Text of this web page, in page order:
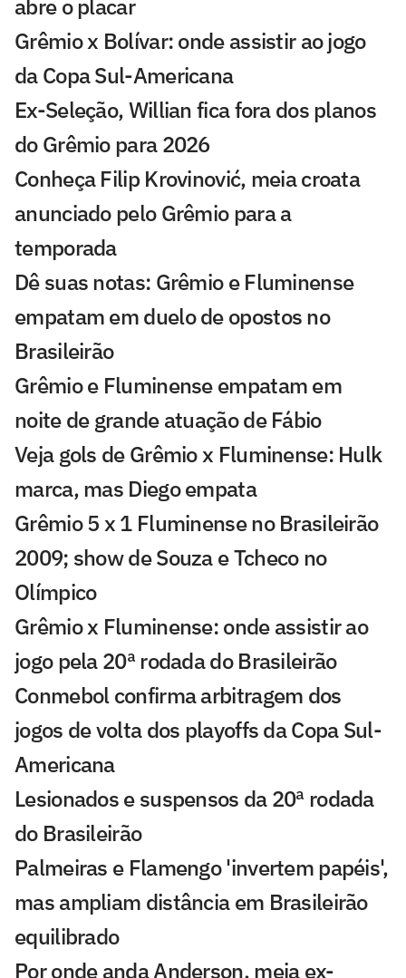
abre o placar
Grêmio x Bolívar: onde assistir ao jogo
da Copa Sul-Americana
Ex-Seleção, Willian fica fora dos planos
do Grêmio para 2026
Conheça Filip Krovinović, meia croata
anunciado pelo Grêmio para a
temporada
Dê suas notas: Grêmio e Fluminense
empatam em duelo de opostos no
Brasileirão
Grêmio e Fluminense empatam em
noite de grande atuação de Fábio
Veja gols de Grêmio x Fluminense: Hulk
marca, mas Diego empata
Grêmio 5 x 1 Fluminense no Brasileirão
2009; show de Souza e Tcheco no
Olímpico
Grêmio x Fluminense: onde assistir ao
jogo pela 20ª rodada do Brasileirão
Conmebol confirma arbitragem dos
jogos de volta dos playoffs da Copa Sul-
Americana
Lesionados e suspensos da 20ª rodada
do Brasileirão
Palmeiras e Flamengo 'invertem papéis',
mas ampliam distância em Brasileirão
equilibrado
Por onde anda Anderson, meia ex-